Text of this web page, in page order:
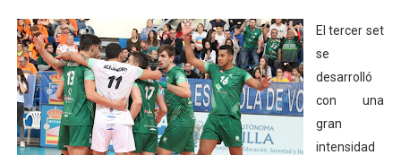
El tercer set
se
desarrolló
con una
gran
intensidad